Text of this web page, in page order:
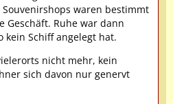
waren bestimmt
Geschäft. Ruhe war dann
kein Schiff angelegt hat.
nicht mehr, kein
sich davon nur genervt